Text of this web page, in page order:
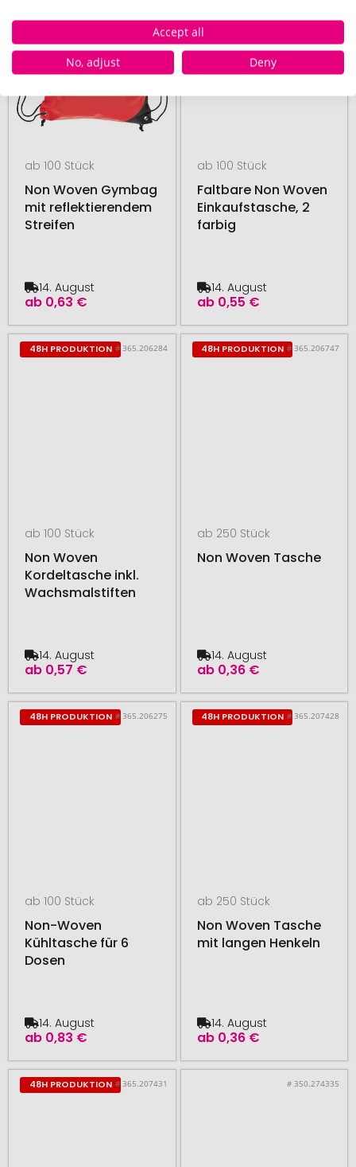
ab 100 Stück
Non Woven Gymbag
mit reflektierendem
Streifen
ab 0,63 €
14. August
ab 100 Stück
Faltbare Non Woven
Einkaufstasche, 2
farbig
ab 0,55 €
14. August
48H PRODUKTION # 365.206284
ab 100 Stück
Non Woven
Kordeltasche inkl.
Wachsmalstiften
ab 0,57 €
14. August
48H PRODUKTION # 365.206747
ab 250 Stück
Non Woven Tasche
ab 0,36 €
14. August
48H PRODUKTION # 365.206275
ab 100 Stück
Non-Woven
Kühltasche für 6
Dosen
ab 0,83 €
14. August
48H PRODUKTION # 365.207428
ab 250 Stück
Non Woven Tasche
mit langen Henkeln
ab 0,36 €
14. August
48H PRODUKTION # 365.207431 # 350.274335
Accept all
No, adjust
Deny